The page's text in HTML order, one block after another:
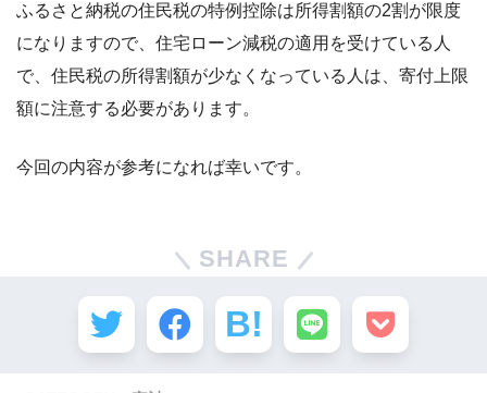
ふるさと納税の住民税の特例控除は所得割額の2割が限度
になりますので、住宅ローン減税の適用を受けている人
で、住民税の所得割額が少なくなっている人は、寄付上限
額に注意する必要があります。
今回の内容が参考になれば幸いです。
SHARE